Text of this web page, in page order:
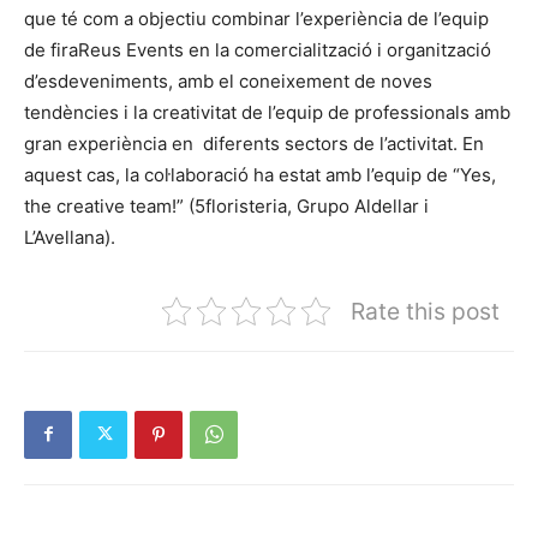
que té com a objectiu combinar l’experiència de l’equip
de firaReus Events en la comercialització i organització
d’esdeveniments, amb el coneixement de noves
tendències i la creativitat de l’equip de professionals amb
gran experiència en diferents sectors de l’activitat. En
aquest cas, la col·laboració ha estat amb l’equip de “Yes,
the creative team!” (5floristeria, Grupo Aldellar i
L’Avellana).
Rate this post